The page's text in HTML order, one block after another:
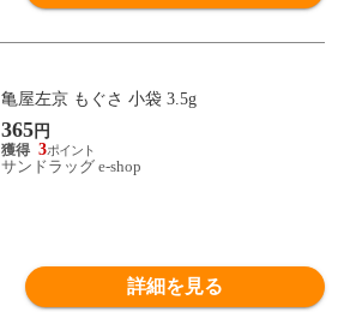
亀屋左京 もぐさ 小袋 3.5g
365円
3
サンドラッグ e-shop
詳細を見る